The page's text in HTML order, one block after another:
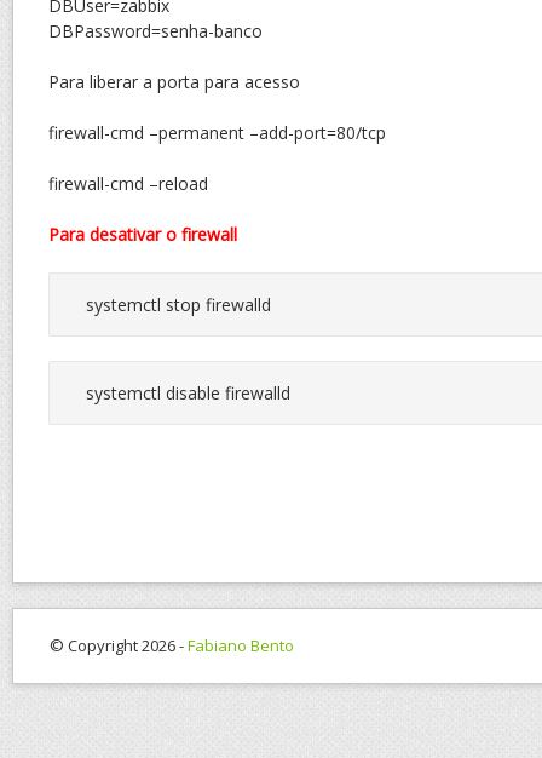
DBUser=zabbix
DBPassword=senha-banco
Para liberar a porta para acesso
firewall-cmd –permanent –add-port=80/tcp
firewall-cmd –reload
Para desativar o firewall
systemctl stop firewalld
systemctl disable firewalld
© Copyright 2026 -Fabiano Bento